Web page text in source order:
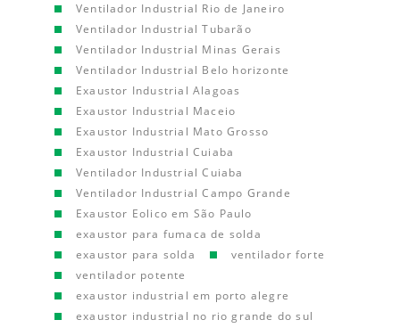
Ventilador Industrial Rio de Janeiro
Ventilador Industrial Tubarão
Ventilador Industrial Minas Gerais
Ventilador Industrial Belo horizonte
Exaustor Industrial Alagoas
Exaustor Industrial Maceio
Exaustor Industrial Mato Grosso
Exaustor Industrial Cuiaba
Ventilador Industrial Cuiaba
Ventilador Industrial Campo Grande
Exaustor Eolico em São Paulo
exaustor para fumaca de solda
exaustor para solda
ventilador forte
ventilador potente
exaustor industrial em porto alegre
exaustor industrial no rio grande do sul